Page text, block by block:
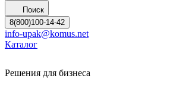
Поиск
8(800)100-14-42
info-upak@komus.net
Каталог
Решения для бизнеса